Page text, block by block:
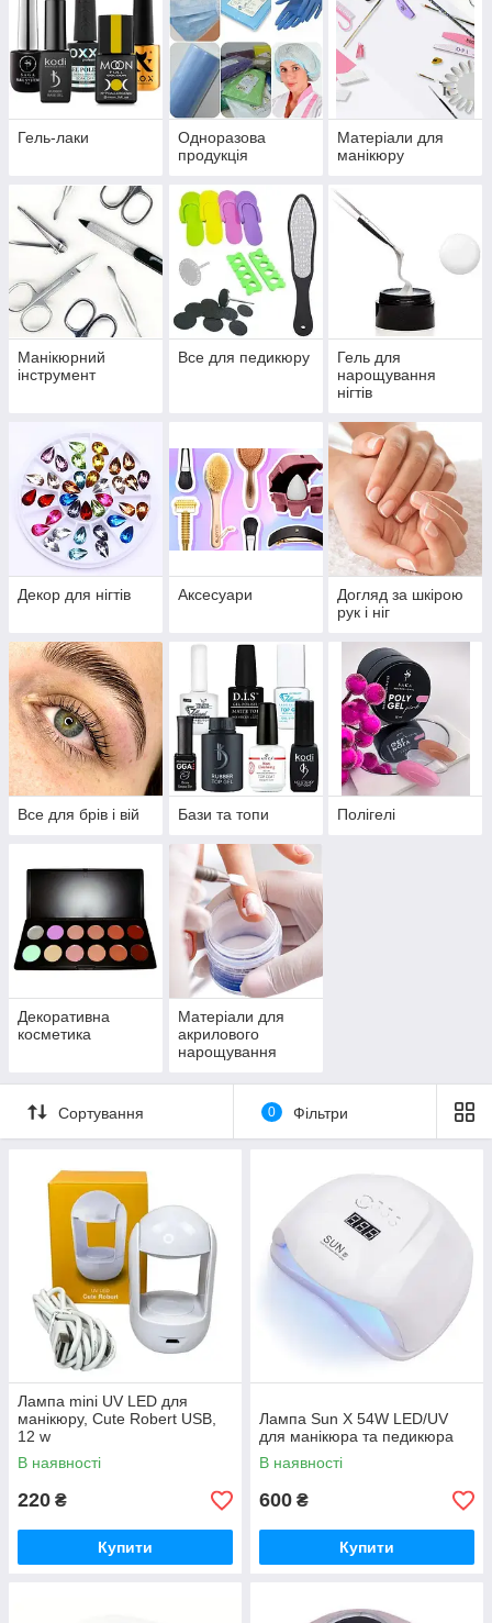
Гель-лаки
Одноразова
продукція
Матеріали для
манікюру
Манікюрний
інструмент
Все для педикюру
Гель для
нарощування
нігтів
Декор для нігтів Аксесуари
Догляд за шкірою
рук і ніг
Все для брів і вій Бази та топи Полігелі
Декоративна
косметика
Матеріали для
акрилового
нарощування
Сортування 0 Фільтри
Лампа mini UV LED для
манікюру, Cute Robert USB,
12 w
В наявності
220 ₴
Купити
Лампа Sun X 54W LED/UV
для манікюра та педикюра
В наявності
600 ₴
Купити